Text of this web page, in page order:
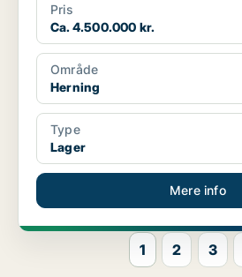
Pris
Ca. 4.500.000 kr.
Område
Herning
Type
Lager
Mere info
1 2 3